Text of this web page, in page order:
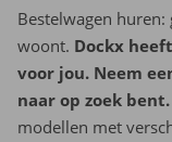
Bestelwagen
woont. Dockx
voor jou. Neem
naar op zoek bent.
modellen met